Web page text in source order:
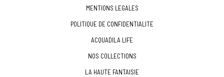
MENTIONS LEGALES
POLITIQUE DE CONFIDENTIALITE
ACQUADILA LIFE
NOS COLLECTIONS
LA HAUTE FANTAISIE